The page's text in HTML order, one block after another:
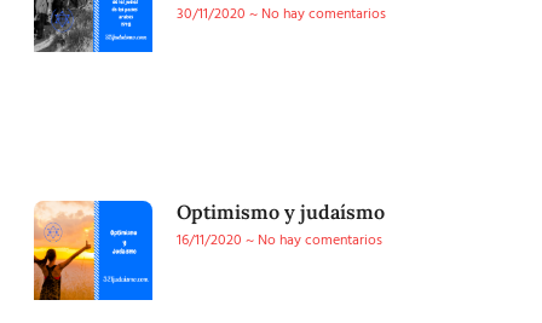
30/11/2020
No hay comentarios
Optimismo y judaísmo
16/11/2020
No hay comentarios